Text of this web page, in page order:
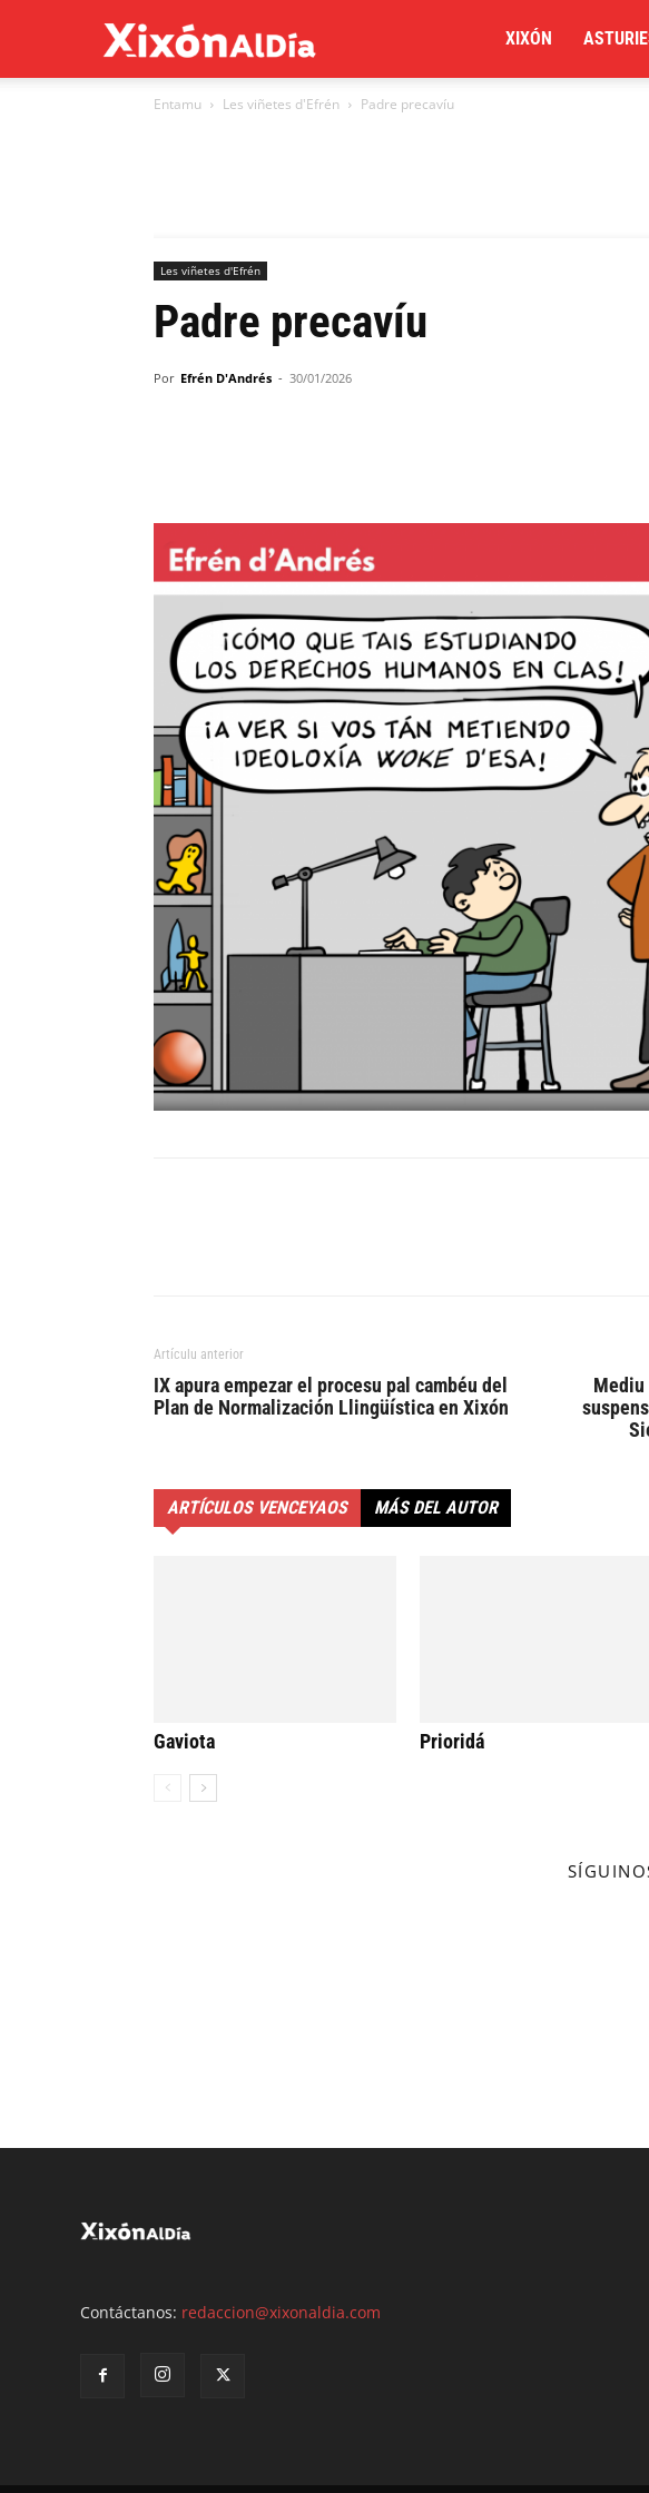
al
XIXÓN
Entamu Les viñetes d'Efrén Padre precavíu
Les viñetes d'Efrén
Padre precavíu
Por Efrén D'Andrés - 30/01/2026
Artículu anterior
IX apura empezar el procesu pal cambéu del
Plan de Normalización Llingüística en Xixón
Mediu
ARTÍCULOS VENCEYAOS MÁS DEL AUTOR
Gaviota Prioridá
Contáctanos: redaccion@xixonaldia.com